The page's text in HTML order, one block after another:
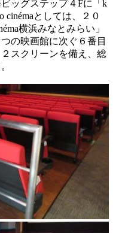
ッグステップ４Fに「k
cinémaとしては、２０
横浜みなとみらい」
の映画館に次ぐ６番目
スクリーンを備え、総